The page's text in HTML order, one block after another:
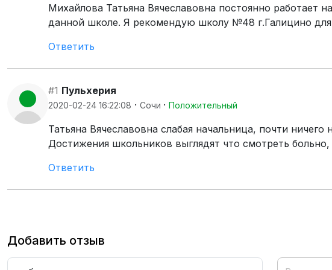
Михайлова Татьяна Вячеславовна постоянно работает
данной школе. Я рекомендую школу №48 г.Галицино
Ответить
#1 Пульхерия
2020-02-24 16:22:08 · Сочи · Положительный
Татьяна Вячеславовна слабая начальница, почти
Достижения школьников выглядят что смотреть
Ответить
Добавить отзыв